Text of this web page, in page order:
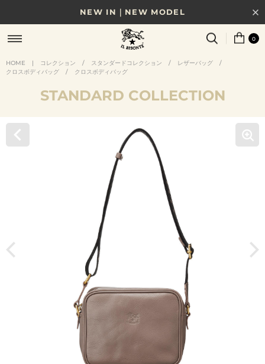
NEW IN｜NEW MODEL
8/17(月)10時まで｜税込11,000円以上で送料無料
贈る相手やシーンから選べる、新しいギフトガイド
0
HOME | コレクション / スタンダードコレクション / レザーバッグ
/
クロスボディバッグ
/ クロスボディバッグ
STANDARD COLLECTION